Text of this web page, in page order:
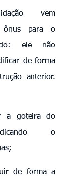
vem
ônus para o
ele não
de forma
anterior.
a goteira do
o
de forma a